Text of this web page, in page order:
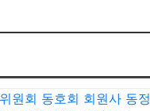
원회 동호회 회원사 동정